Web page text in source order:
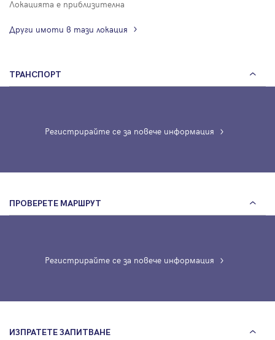
Локацията е приблизителна
Други имоти в тази локация
ТРАНСПОРТ
Регистрирайте се за повече информация
ПРОВЕРЕТЕ МАРШРУТ
Регистрирайте се за повече информация
ИЗПРАТЕТЕ ЗАПИТВАНЕ